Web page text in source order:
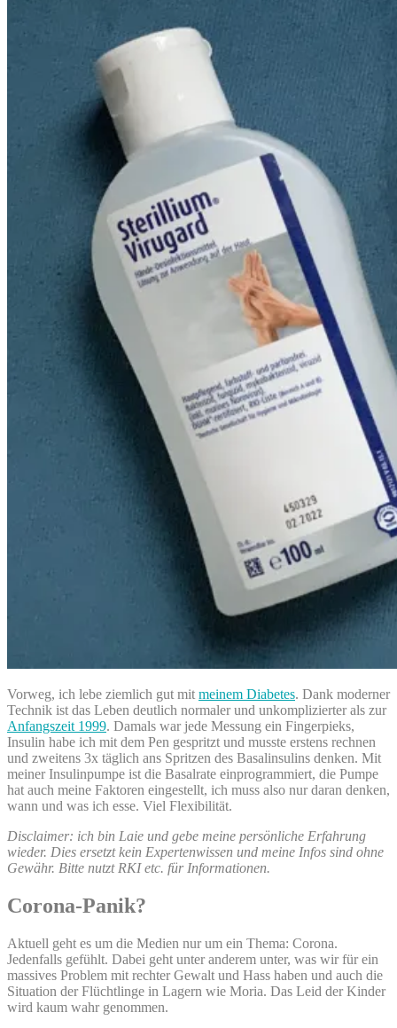
Vorweg, ich lebe ziemlich gut mit meinem Diabetes. Dank moderner
Technik ist das Leben deutlich normaler und unkomplizierter als zur
Anfangszeit 1999. Damals war jede Messung ein Fingerpieks,
Insulin habe ich mit dem Pen gespritzt und musste erstens rechnen
und zweitens 3x täglich ans Spritzen des Basalinsulins denken. Mit
meiner Insulinpumpe ist die Basalrate einprogrammiert, die Pumpe
hat auch meine Faktoren eingestellt, ich muss also nur daran denken,
wann und was ich esse. Viel Flexibilität.
Disclaimer: ich bin Laie und gebe meine persönliche Erfahrung
wieder. Dies ersetzt kein Expertenwissen und meine Infos sind ohne
Gewähr. Bitte nutzt RKI etc. für Informationen.
Corona-Panik?
Aktuell geht es um die Medien nur um ein Thema: Corona.
Jedenfalls gefühlt. Dabei geht unter anderem unter, was wir für ein
massives Problem mit rechter Gewalt und Hass haben und auch die
Situation der Flüchtlinge in Lagern wie Moria. Das Leid der Kinder
wird kaum wahr genommen.